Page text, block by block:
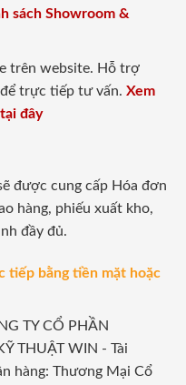
sách Showroom &
trên website. Hỗ trợ
trực tiếp tư vấn. Xem
đây
được cung cấp Hóa đơn
hàng, phiếu xuất kho,
đầy đủ.
tiếp bằng tiền mặt hoặc
TY CỔ PHẦN
THUẬT WIN - Tài
hàng: Thương Mại Cổ